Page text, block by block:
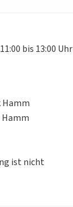
bis 13:00 Uhr
Hamm
Hamm
ist nicht